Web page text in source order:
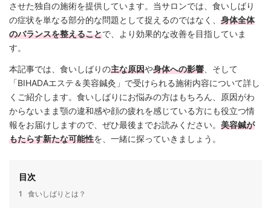
させた独自の施術を提供しています。当サロンでは、食いしばり
の症状を単なる部分的な問題として捉えるのではなく、 身体全体
のバランスを整えることで、より効果的な改善を目指していま
す。
本記事では、食いしばりの主な原因や身体への影響 、そして
「BIHADAエステ＆美容鍼灸」で受けられる施術内容について詳し
くご紹介します。食いしばりにお悩みの方はもちろん、原因がわ
からないまま顎の違和感や顔の疲れを感じている方にも役立つ情
報をお届けしますので、ぜひ最後までお読みください。 美容鍼が
もたらす新たな可能性を、一緒に探っていきましょう。
目次
1 食いしばりとは？